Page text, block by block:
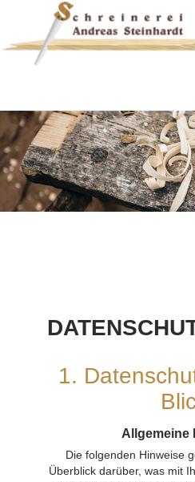
1.
Allgemeine
Die folgenden Hinweise
Überblick darüber, was mit